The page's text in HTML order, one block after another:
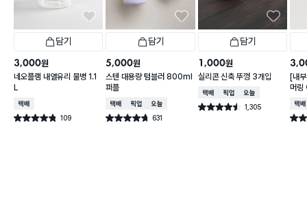
담기
3,000원
네오플램 내열유리 물병 1.1
L
택배배송
별점 4.8점 109
건 작성
담기
5,000원
스텐 대용량 텀블러 800ml
퍼플
택배배송매장픽업오늘배송
별점 4.7점 631
건 작성
담기
1,000원
실리콘 신축 뚜껑 3개입
택배배송매장픽업오늘배송
별점 4.5점 1,305
건 작성
[내
머링
컵
택배
별점